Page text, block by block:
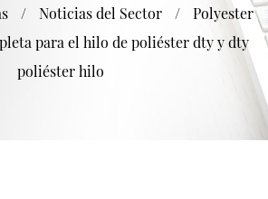
/ Noticias del Sector /
Polyester
para el hilo de poliéster dty y dty
poliéster hilo